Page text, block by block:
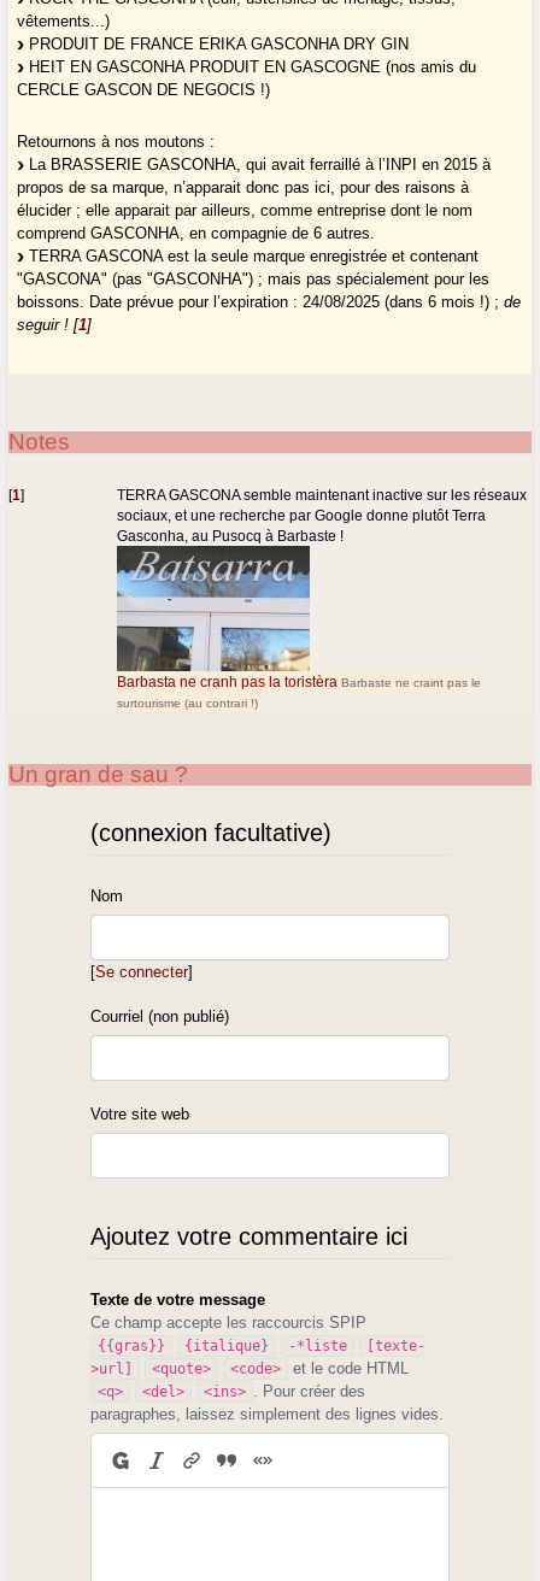
vêtements...)
PRODUIT DE FRANCE ERIKA GASCONHA DRY GIN
HEIT EN GASCONHA PRODUIT EN GASCOGNE (nos amis du
CERCLE GASCON DE NEGOCIS !)
Retournons à nos moutons :
La BRASSERIE GASCONHA, qui avait ferraillé à l’INPI en 2015 à
propos de sa marque, n’apparait donc pas ici, pour des raisons à
élucider ; elle apparait par ailleurs, comme entreprise dont le nom
comprend GASCONHA, en compagnie de 6 autres.
TERRA GASCONA est la seule marque enregistrée et contenant
"GASCONA" (pas "GASCONHA") ; mais pas spécialement pour les
boissons. Date prévue pour l’expiration : 24/08/2025 (dans 6 mois !) ;de
seguir ! [1]
Notes
[1]
TERRA GASCONA semble maintenant inactive sur les réseaux
sociaux, et une recherche par Google donne plutôt Terra
Gasconha, au Pusocq à Barbaste !
Barbasta ne cranh pas la toristèra Barbaste ne craint pas le
surtourisme (au contrari !)
Un gran de sau ?
(connexion facultative)
Nom
[Se connecter]
Courriel (non publié)
Votre site web
Ajoutez votre commentaire ici
Texte de votre message
Ce champ accepte les raccourcis SPIP
{{gras}} {italique} -*liste
[texte-
>url]
<quote> <code> et le code HTML
<q> <del> <ins>
. Pour créer des
paragraphes, laissez simplement des lignes vides.